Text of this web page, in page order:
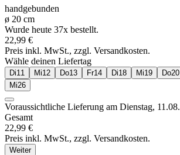
handgebunden
ø 20 cm
Wurde heute 37x bestellt.
22,99 €
Preis inkl. MwSt., zzgl. Versandkosten.
Wähle deinen Liefertag
Di11 Mi12 Do13 Fr14 Di18 Mi19 Do20
Mi26
Voraussichtliche Lieferung am Dienstag, 11.08.
Gesamt
22,99 €
Preis inkl. MwSt., zzgl. Versandkosten.
Weiter